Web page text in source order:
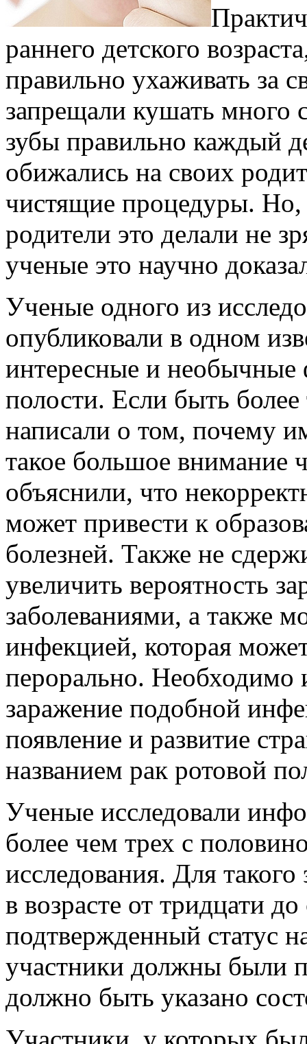
раннего детского
правильно ухаживать за
запрещали кушать много
зубы правильно каждый
обижались на своих
чистящие процедуры. Но,
родители это делали не
ученые это научно
Ученые одного из
опубликовали в одном
интересные и необычные
полости. Если быть
написали о том, почему
такое большое внимание
объяснили, что
может привести к
болезней. Также не
увеличить вероятность
заболеваниями, а также
инфекцией, которая
перорально. Необходимо
заражение подобной
появление и развитие
названием рак ротовой
Ученые исследовали
более чем трех с
исследования. Для
в возрасте от тридцати
подтвержденный статус
участники должны были
должно быть указано